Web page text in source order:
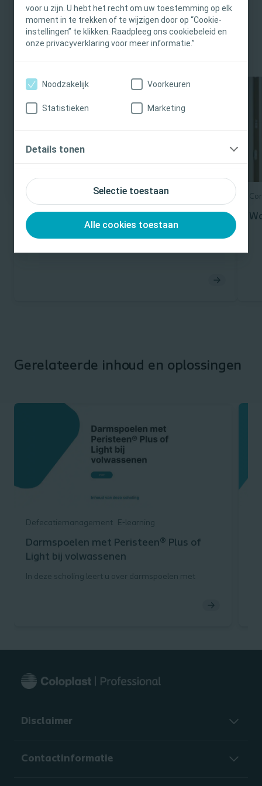
voor u zijn. U hebt het recht om uw toestemming op elk
moment in te trekken of te wijzigen door op “Cookie-
instellingen” te klikken. Raadpleeg ons cookiebeleid en
onze privacyverklaring voor meer informatie.”
Selectie toestaan
Alle cookies toestaan
Noodzakelijk Voorkeuren
Statistieken Marketing
Details tonen
verantwoordelijkheid voor patiëntzorg ligt bij de
medisch professional. Voor gedetailleerde
informatie over producten, inclusief
waarschuwingen, consulteert u de Instructions
aan gebruik.
Nee, ik ben geen medisch professional
Continentiezorg
E-learnings
Gerelateerde inhoud en oplossingen
Defecatiemanagement E-learning
Darmspoelen met Peristeen® Plus of
Light bij volwassenen
In deze scholing leert u over darmspoelen met
Disclaimer
Contactinformatie